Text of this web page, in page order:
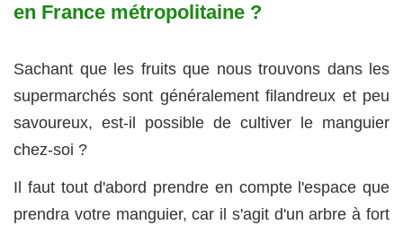
en France métropolitaine ?
Sachant que les fruits que nous trouvons dans les
supermarchés sont généralement filandreux et peu
savoureux, est-il possible de cultiver le manguier
chez-soi ?
Il faut tout d'abord prendre en compte l'espace que
prendra votre manguier, car il s'agit d'un arbre à fort